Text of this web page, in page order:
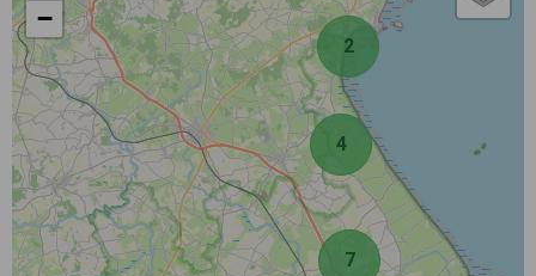
2
4
7
−